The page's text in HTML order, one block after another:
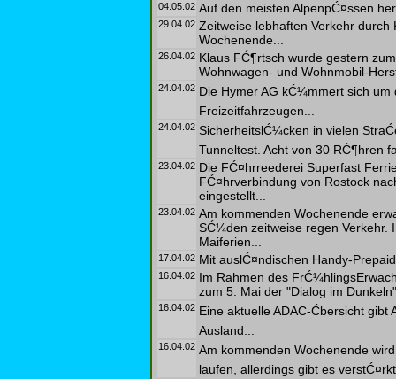
04.05.02 Auf den meisten AlpenpĆ¤ssen
29.04.02 Zeitweise lebhaften Verkehr
Wochenende...
26.04.02 Klaus FĆ¶rtsch wurde gestern
Wohnwagen- und Wohnmobil-
24.04.02 Die Hymer AG kĆ¼mmert sich um
Freizeitfahrzeugen...
24.04.02 SicherheitslĆ¼cken in vielen
Tunneltest. Acht von 30 RĆ¶hren
23.04.02 Die FĆ¤hrreederei Superfast
FĆ¤hrverbindung von Rostock
eingestellt...
23.04.02 Am kommenden Wochenende
SĆ¼den zeitweise regen Verkehr.
Maiferien...
17.04.02 Mit auslĆ¤ndischen Handy-
16.04.02 Im Rahmen des
zum 5. Mai der "Dialog im
16.04.02 Eine aktuelle ADAC-Ćbersicht
Ausland...
16.04.02 Am kommenden Wochenende
laufen, allerdings gibt es